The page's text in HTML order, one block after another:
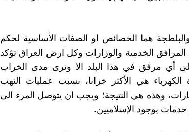
هما الخصائص او الصفات الأساسية لحكم
المرافق الخدمية والوزارات وكل ارض العراق تؤكد
أي مرفق في هذا البلد الا وترى مدى الخراب
هي الأكثر خرابا، بسبب عمليات النهب
وهذه هي النتيجة؛ ويجب ان يتوصل المرء الى
خدمات بوجود الإسلاميين.